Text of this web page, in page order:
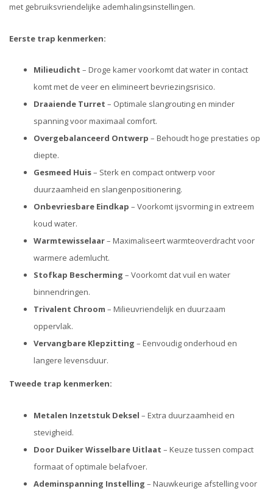
met gebruiksvriendelijke ademhalingsinstellingen.
Eerste trap kenmerken:
Milieudicht – Droge kamer voorkomt dat water in contact
komt met de veer en elimineert bevriezingsrisico.
Draaiende Turret – Optimale slangrouting en minder
spanning voor maximaal comfort.
Overgebalanceerd Ontwerp – Behoudt hoge prestaties op
diepte.
Gesmeed Huis– Sterk en compact ontwerp voor
duurzaamheid en slangenpositionering.
Onbevriesbare Eindkap – Voorkomt ijsvorming in extreem
koud water.
Warmtewisselaar– Maximaliseert warmteoverdracht voor
warmere ademlucht.
Stofkap Bescherming – Voorkomt dat vuil en water
binnendringen.
Trivalent Chroom – Milieuvriendelijk en duurzaam
oppervlak.
Vervangbare Klepzitting – Eenvoudig onderhoud en
langere levensduur.
Tweede trap kenmerken:
Metalen Inzetstuk Deksel – Extra duurzaamheid en
stevigheid.
Door Duiker Wisselbare Uitlaat – Keuze tussen compact
formaat of optimale belafvoer.
Ademinspanning Instelling – Nauwkeurige afstelling voor